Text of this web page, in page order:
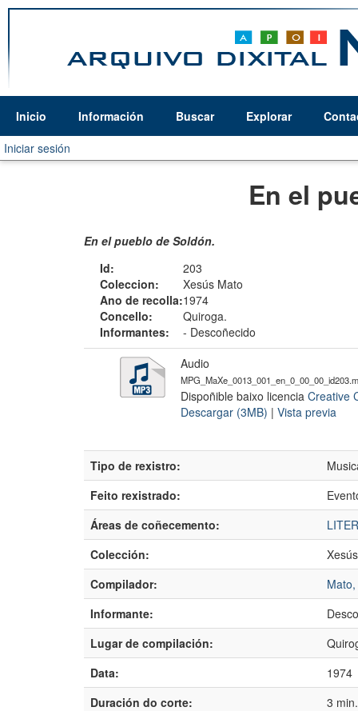
Inicio Información Buscar Explorar
Iniciar sesión
En el
En el pueblo de Soldón.
Id:
203
Coleccion:
Xesús Mato
Ano de recolla:1974
Concello:
Quiroga.
Informantes:
- Descoñecido
Audio
Dispoñible baixo licencia Creative
Descargar (3MB) | Vista previa
Tipo de rexistro:
Feito rexistrado:
Áreas de coñecemento:
Colección:
Compilador:
Informante:
Lugar de compilación:
Data:
1974
Duración do corte:
3